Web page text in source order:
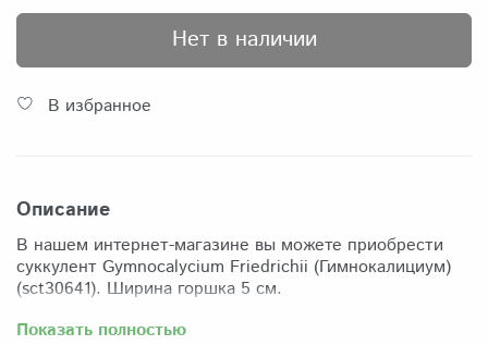
Нет в наличии
В избранное
Описание
В нашем интернет-магазине вы можете приобрести
суккулент Gymnocalycium Friedrichii (Гимнокалициум)
(sct30641). Ширина горшка 5 см.
Забрать растение можно самовывозом из нашего
Показать полностью